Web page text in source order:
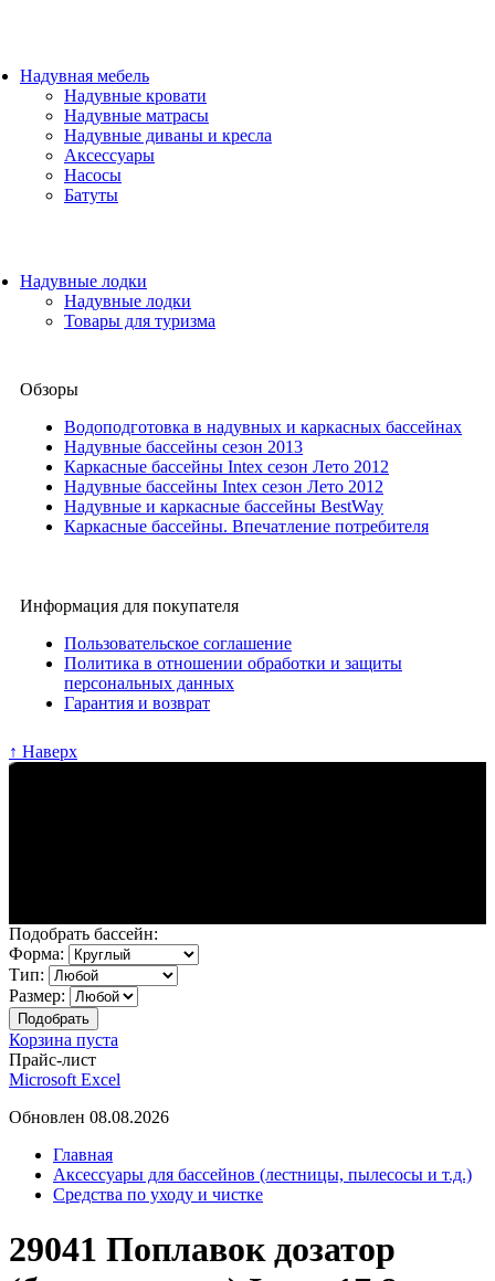
Надувная мебель
Надувные кровати
Надувные матрасы
Надувные диваны и кресла
Аксессуары
Насосы
Батуты
Надувные лодки
Надувные лодки
Товары для туризма
Обзоры
Водоподготовка в надувных и каркасных бассейнах
Надувные бассейны сезон 2013
Каркасные бассейны Intex сезон Лето 2012
Надувные бассейны Intex сезон Лето 2012
Надувные и каркасные бассейны BestWay
Каркасные бассейны. Впечатление потребителя
Информация для покупателя
Пользовательское соглашение
Политика в отношении обработки и защиты
персональных данных
Гарантия и возврат
↑ Наверх
Подобрать бассейн:
Форма:
Тип:
Размер:
Корзина пуста
Прайс-лист
Microsoft Excel
Обновлен 08.08.2026
Главная
Аксессуары для бассейнов (лестницы, пылесосы и т.д.)
Средства по уходу и чистке
29041 Поплавок дозатор